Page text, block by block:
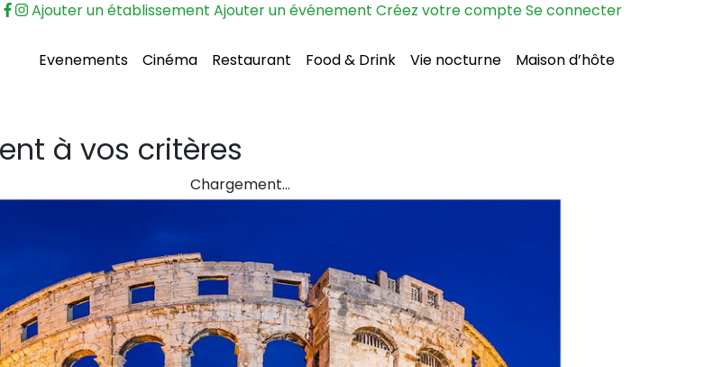
Ajouter un établissement Ajouter un événement Créez votre compteSe connecter
Evenements Cinéma Restaurant Food & Drink Vie nocturne Maison d’hôte
à vos critères
Chargement…